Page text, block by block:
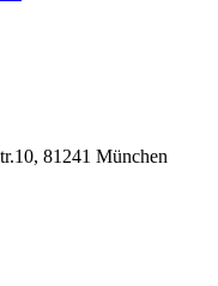
81241 München